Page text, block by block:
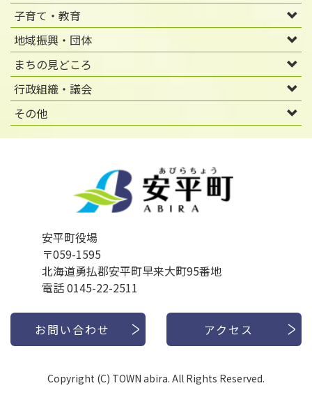
子育て・教育
地域振興・団体
まちの見どころ
行政組織・議会
その他
安平町役場
〒059-1595
北海道勇払郡安平町早来大町95番地
電話 0145-22-2511
お問い合わせ アクセス
Copyright (C) TOWN abira. All Rights Reserved.